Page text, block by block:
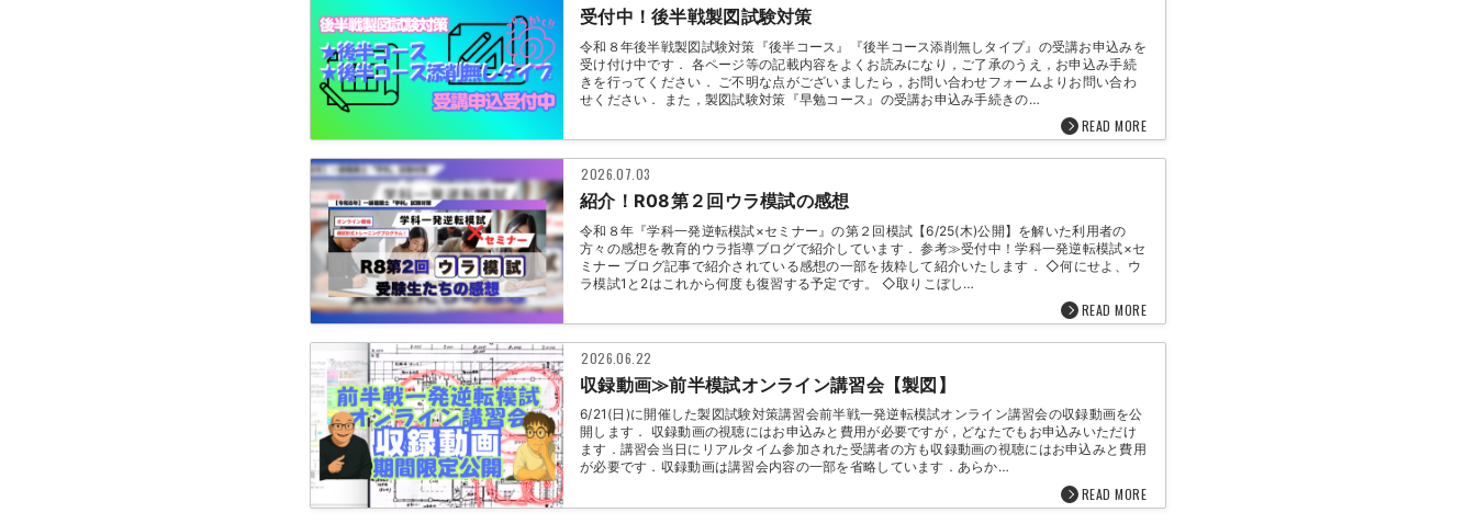
受付中！後半戦製図試験対策
令和８年後半戦製図試験対策『後半コース』『後半コース添削無しタイプ』の受講お申込みを
受け付け中です． 各ページ等の記載内容をよくお読みになり，ご了承のうえ，お申込み手続
きを行ってください． ご不明な点がございましたら，お問い合わせフォームよりお問い合わ
せください． また，製図試験対策『早勉コース』の受講お申込み手続きの…
READ MORE
2026.07.03
紹介！R08第２回ウラ模試の感想
令和８年『学科一発逆転模試×セミナー』の第２回模試【6/25(木)公開】を解いた利用者の
方々の感想を教育的ウラ指導ブログで紹介しています． 参考≫受付中！学科一発逆転模試×セ
ミナー ブログ記事で紹介されている感想の一部を抜粋して紹介いたします． ◇何にせよ、ウ
ラ模試1と2はこれから何度も復習する予定です。 ◇取りこぼし…
READ MORE
2026.06.22
収録動画≫前半模試オンライン講習会【製図】
6/21(日)に開催した製図試験対策講習会前半戦一発逆転模試オンライン講習会の収録動画を公
開します． 収録動画の視聴にはお申込みと費用が必要ですが，どなたでもお申込みいただけ
ます．講習会当日にリアルタイム参加された受講者の方も収録動画の視聴にはお申込みと費用
が必要です．収録動画は講習会内容の一部を省略しています．あらか…
READ MORE